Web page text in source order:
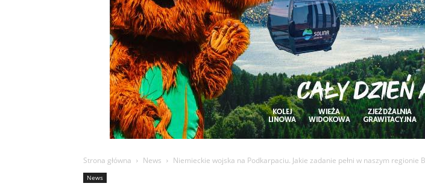
Strona główna News Niemieckie wojska na Podkarpaciu. Jakie zadanie pełni w naszym regionie
News